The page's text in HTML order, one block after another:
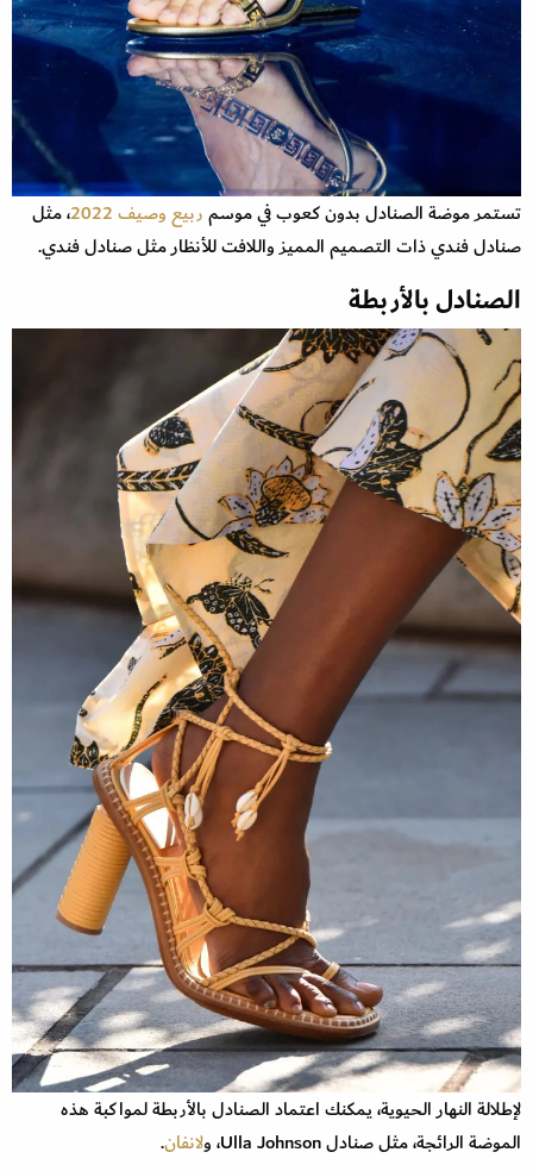
تستمر موضة الصنادل بدون كعوب في موسمربيع وصيف 2022
، مثل
صنادل فندي ذات التصميم المميز واللافت للأنظار مثل صنادل فندي.
الصنادل بالأربطة
لإطلالة النهار الحيوية، يمكنك اعتماد الصنادل بالأربطة لمواكبة هذه
الموضة الرائجة، مثل صنادل Ulla Johnson، و
لانفان.